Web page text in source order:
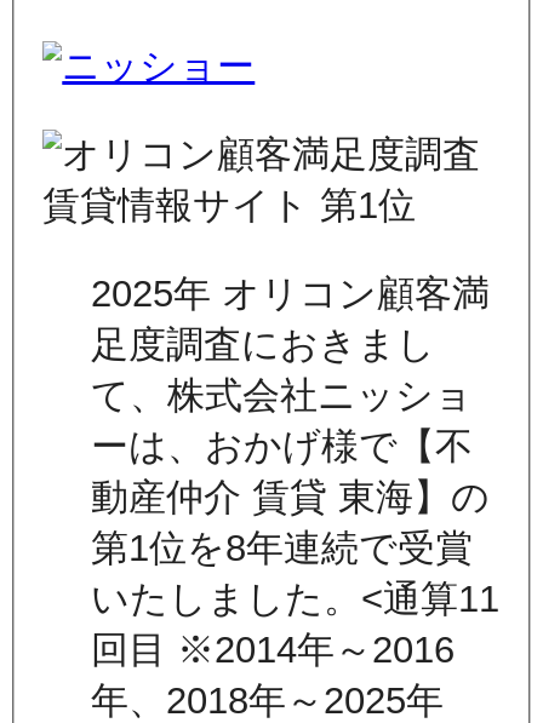
2025年 オリコン顧客満
足度調査におきまし
て、株式会社ニッショ
ーは、おかげ様で【不
動産仲介 賃貸 東海】の
第1位を8年連続で受賞
いたしました。<通算11
回目 ※2014年～2016
年、2018年～2025年